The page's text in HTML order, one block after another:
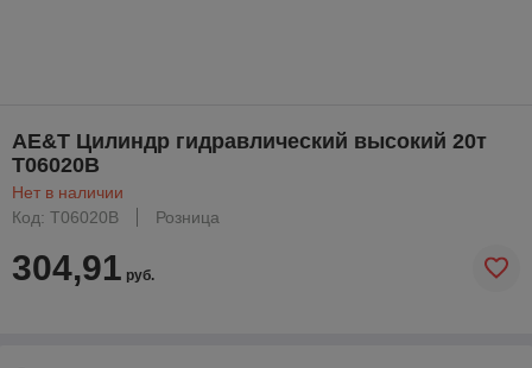
AE&T Цилиндр гидравлический высокий 20т
T06020B
Нет в наличии
Код: T06020B
Розница
304,91 руб.